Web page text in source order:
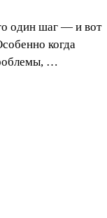
один шаг — и вот
когда
…